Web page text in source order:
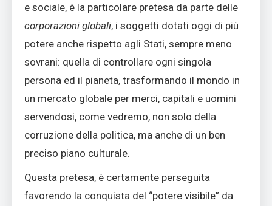
e sociale, è la particolare pretesa da parte delle
corporazioni globali, i soggetti dotati oggi di più
potere anche rispetto agli Stati, sempre meno
sovrani: quella di controllare ogni singola
persona ed il pianeta, trasformando il mondo in
un mercato globale per merci, capitali e uomini
servendosi, come vedremo, non solo della
corruzione della politica, ma anche di un ben
preciso piano culturale.
Questa pretesa, è certamente perseguita
favorendo la conquista del “potere visibile” da